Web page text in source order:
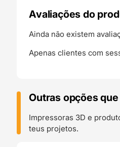
Avaliações do
Ainda não existem
Apenas clientes com
Outras opções
Impressoras 3D e
teus projetos.